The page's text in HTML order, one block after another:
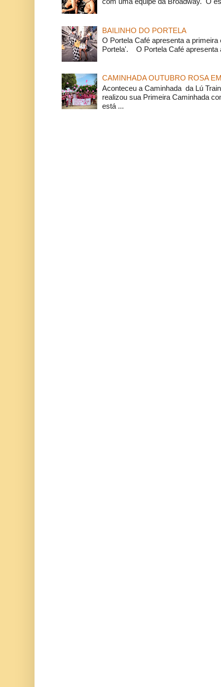
BAILINHO DO PORTELA
O Portela Café apresenta a
Portela'. O Portela Café apresenta
CAMINHADA OUTUBRO ROSA
Aconteceu a Caminhada da Lú
realizou sua Primeira Caminhada
está ...